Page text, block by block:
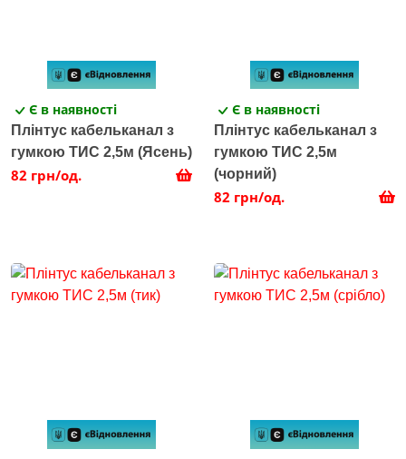
Є в наявності
Плінтус кабельканал з
гумкою ТИС 2,5м (Ясень)
82 грн/од.
Є в наявності
Плінтус кабельканал з
гумкою ТИС 2,5м
(чорний)
82 грн/од.